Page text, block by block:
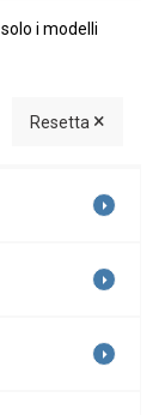
i modelli
Resetta ×